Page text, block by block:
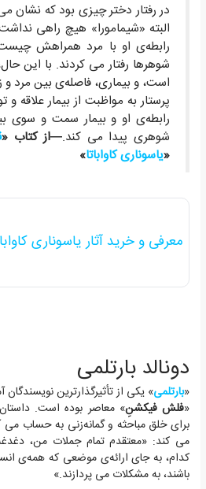
در رفتار دختر چیزی بود که نشان
البته «شیمامورا» هیچ راهی
رابطه‌ی او با مرد همراهش
شوهرها رفتار می کردند. با این
است، و بیماری، فاصله‌ی بین مرد
پرستار به مواظبت از بیمار علاقه
رابطه‌ی او و بیمار سمت و سوی
شوهری پیدا می کند.—از کتاب «
«یاسوناری کاواباتا»
معرفی و خرید آثار یاسوناری
دونالد بارتلمی
«بارتلمی» یکی از تأثیرگذارترین
«فلش فیکشنِ» معاصر بوده است.
برای خلق مباحثه و گمانه‌زنی به حساب می
می کند: «معتقدم تمام جملات من،
کدام، به جای ارائه‌ی موضعی که همه‌ی
باشند، به مشکلات می پردازند.»